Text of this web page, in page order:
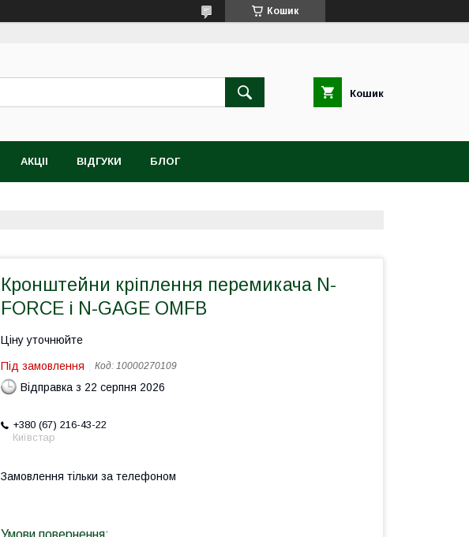
Кошик
Кошик
АКЦІІ ВІДГУКИ БЛОГ
Кронштейни кріплення перемикача N-
FORCE і N-GAGE OMFB
Ціну уточнюйте
Під замовлення Код: 10000270109
Відправка з 22 серпня 2026
+380 (67) 216-43-22
Київстар
Замовлення тільки за телефоном